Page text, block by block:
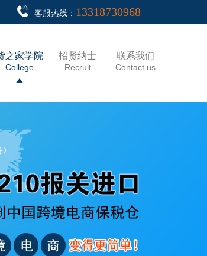
客服热线： 13318730968
之家学院
College
招贤纳士
Recruit
联系我们
Contact us